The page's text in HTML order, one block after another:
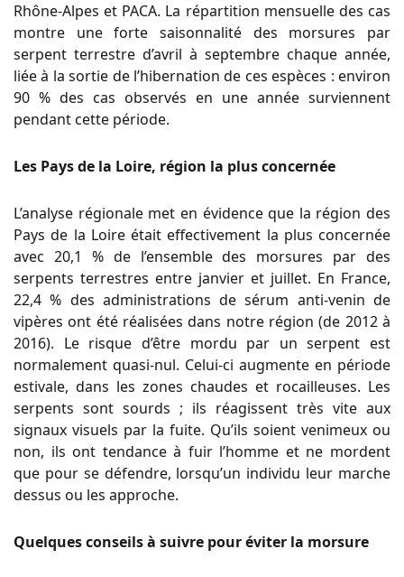
Rhône-Alpes et PACA. La répartition mensuelle des cas
montre une forte saisonnalité des morsures par
serpent terrestre d’avril à septembre chaque année,
liée à la sortie de l’hibernation de ces espèces : environ
90 % des cas observés en une année surviennent
pendant cette période.
Les Pays de la Loire, région la plus concernée
L’analyse régionale met en évidence que la région des
Pays de la Loire était effectivement la plus concernée
avec 20,1 % de l’ensemble des morsures par des
serpents terrestres entre janvier et juillet. En France,
22,4 % des administrations de sérum anti-venin de
vipères ont été réalisées dans notre région (de 2012 à
2016). Le risque d’être mordu par un serpent est
normalement quasi-nul. Celui-ci augmente en période
estivale, dans les zones chaudes et rocailleuses. Les
serpents sont sourds ; ils réagissent très vite aux
signaux visuels par la fuite. Qu’ils soient venimeux ou
non, ils ont tendance à fuir l’homme et ne mordent
que pour se défendre, lorsqu’un individu leur marche
dessus ou les approche.
Quelques conseils à suivre pour éviter la morsure